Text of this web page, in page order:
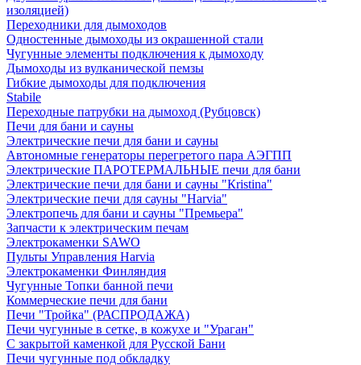
изоляцией)
Переходники для дымоходов
Одностенные дымоходы из окрашенной стали
Чугунные элементы подключения к дымоходу
Дымоходы из вулканической пемзы
Гибкие дымоходы для подключения
Stabile
Переходные патрубки на дымоход (Рубцовск)
Печи для бани и сауны
Электрические печи для бани и сауны
Автономные генераторы перегретого пара АЭГПП
Электрические ПАРОТЕРМАЛЬНЫЕ печи для бани
Электрические печи для бани и сауны "Кristina"
Электрические печи для сауны "Harvia"
Электропечь для бани и сауны "Премьера"
Запчасти к электрическим печам
Электрокаменки SAWO
Пульты Управления Harvia
Электрокаменки Финляндия
Чугунные Топки банной печи
Коммерческие печи для бани
Печи "Тройка" (РАСПРОДАЖА)
Печи чугунные в сетке, в кожухе и "Ураган"
С закрытой каменкой для Русской Бани
Печи чугунные под обкладку